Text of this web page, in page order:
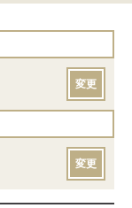
変更
変更